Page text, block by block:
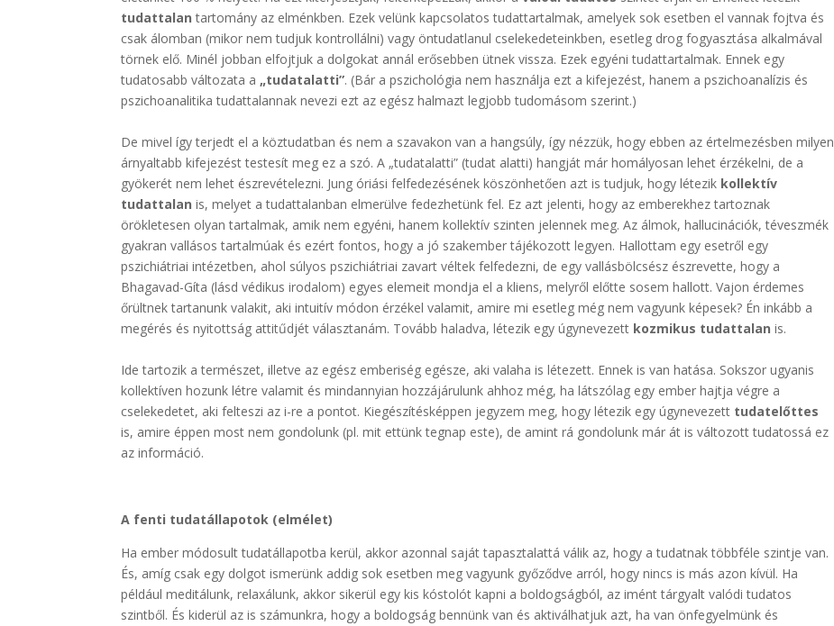
tudattalan tartomány az elménkben. Ezek velünk kapcsolatos tudattartalmak, amelyek sok esetben el vannak fojtva és
csak álomban (mikor nem tudjuk kontrollálni) vagy öntudatlanul cselekedeteinkben, esetleg drog fogyasztása alkalmával
törnek elő. Minél jobban elfojtjuk a dolgokat annál erősebben ütnek vissza. Ezek egyéni tudattartalmak. Ennek egy
tudatosabb változata a „tudatalatti”. (Bár a pszichológia nem használja ezt a kifejezést, hanem a pszichoanalízis és
pszichoanalitika tudattalannak nevezi ezt az egész halmazt legjobb tudomásom szerint.)
De mivel így terjedt el a köztudatban és nem a szavakon van a hangsúly, így nézzük, hogy ebben az értelmezésben milyen
árnyaltabb kifejezést testesít meg ez a szó. A „tudatalatti” (tudat alatti) hangját már homályosan lehet érzékelni, de a
gyökerét nem lehet észrevételezni. Jung óriási felfedezésének köszönhetően azt is tudjuk, hogy létezik kollektív
tudattalan is, melyet a tudattalanban elmerülve fedezhetünk fel. Ez azt jelenti, hogy az emberekhez tartoznak
örökletesen olyan tartalmak, amik nem egyéni, hanem kollektív szinten jelennek meg. Az álmok, hallucinációk, téveszmék
gyakran vallásos tartalmúak és ezért fontos, hogy a jó szakember tájékozott legyen. Hallottam egy esetről egy
pszichiátriai intézetben, ahol súlyos pszichiátriai zavart véltek felfedezni, de egy vallásbölcsész észrevette, hogy a
Bhagavad-Gíta (lásd védikus irodalom) egyes elemeit mondja el a kliens, melyről előtte sosem hallott. Vajon érdemes
őrültnek tartanunk valakit, aki intuitív módon érzékel valamit, amire mi esetleg még nem vagyunk képesek? Én inkább a
megérés és nyitottság attitűdjét választanám. Tovább haladva, létezik egy úgynevezett kozmikus tudattalan is.
Ide tartozik a természet, illetve az egész emberiség egésze, aki valaha is létezett. Ennek is van hatása. Sokszor ugyanis
kollektíven hozunk létre valamit és mindannyian hozzájárulunk ahhoz még, ha látszólag egy ember hajtja végre a
cselekedetet, aki felteszi az i-re a pontot. Kiegészítésképpen jegyzem meg, hogy létezik egy úgynevezett tudatelőttes
is, amire éppen most nem gondolunk (pl. mit ettünk tegnap este), de amint rá gondolunk már át is változott tudatossá ez
az információ.
A fenti tudatállapotok (elmélet)
Ha ember módosult tudatállapotba kerül, akkor azonnal saját tapasztalattá válik az, hogy a tudatnak többféle szintje van.
És, amíg csak egy dolgot ismerünk addig sok esetben meg vagyunk győződve arról, hogy nincs is más azon kívül. Ha
például meditálunk, relaxálunk, akkor sikerül egy kis kóstolót kapni a boldogságból, az imént tárgyalt valódi tudatos
szintből. És kiderül az is számunkra, hogy a boldogság bennünk van és aktiválhatjuk azt, ha van önfegyelmünk és